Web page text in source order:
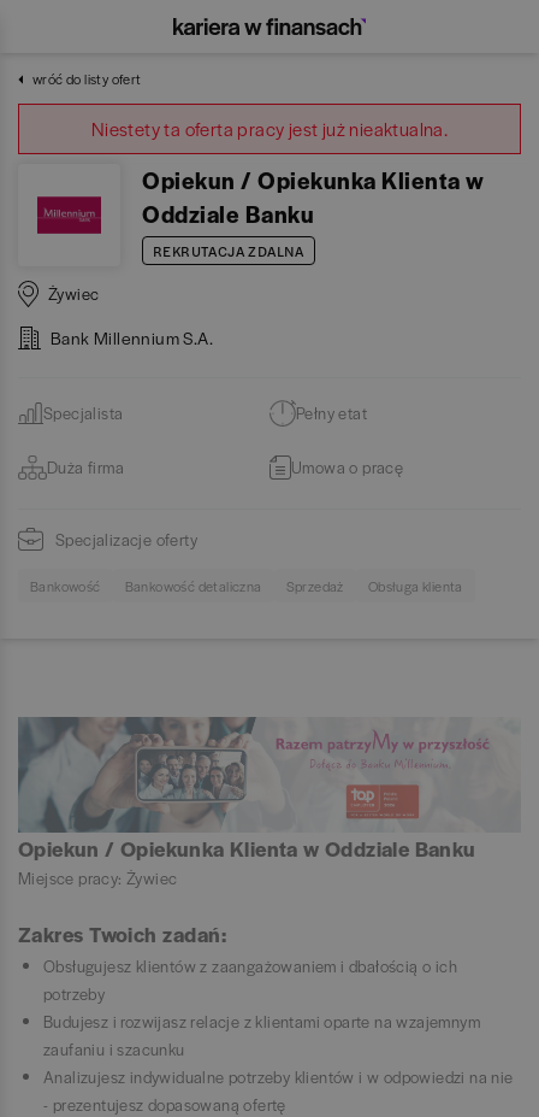
wróć do listy ofert
Niestety ta oferta pracy jest już nieaktualna.
Opiekun / Opiekunka Klienta w
Oddziale Banku
REKRUTACJA ZDALNA
Żywiec
Bank Millennium S.A.
Specjalista Pełny etat
Duża firma Umowa o pracę
Specjalizacje oferty
Bankowość Bankowość detaliczna Sprzedaż Obsługa klienta
Opiekun / Opiekunka Klienta w Oddziale Banku
Miejsce pracy: Żywiec
Zakres Twoich zadań:
Obsługujesz klientów z zaangażowaniem i dbałością o ich
potrzeby
Budujesz i rozwijasz relacje z klientami oparte na wzajemnym
zaufaniu i szacunku
Analizujesz indywidualne potrzeby klientów i w odpowiedzi na nie
- prezentujesz dopasowaną ofertę